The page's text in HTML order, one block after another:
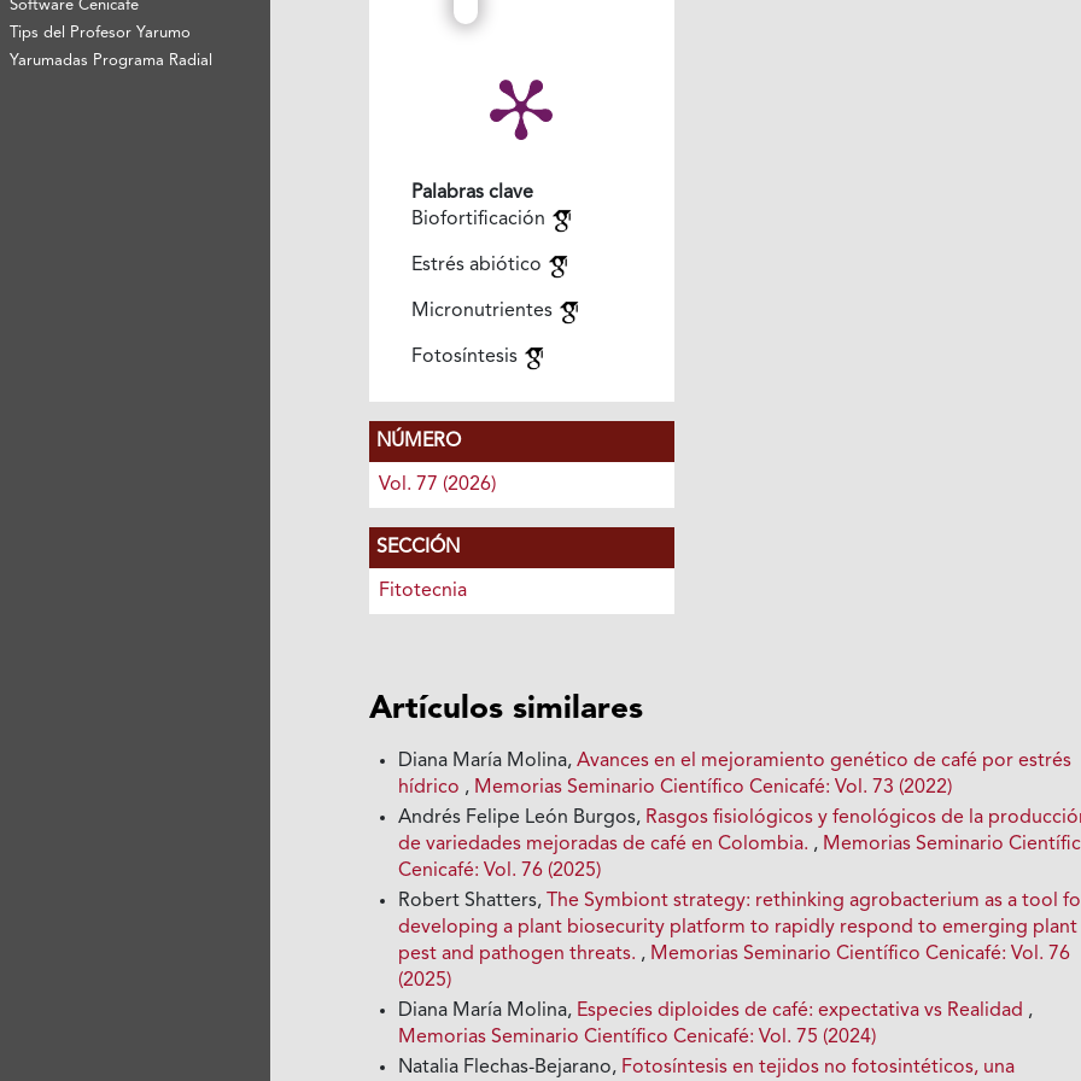
Software Cenicafé
Tips del Profesor Yarumo
Yarumadas Programa Radial
Palabras clave
Biofortificación
Estrés abiótico
Micronutrientes
Fotosíntesis
NÚMERO
Vol. 77 (2026)
SECCIÓN
Fitotecnia
Artículos similares
Diana María Molina,Avances en el mejoramiento genético de café por estrés
hídrico , Memorias Seminario Científico Cenicafé: Vol. 73 (2022)
Andrés Felipe León Burgos, Rasgos fisiológicos y fenológicos de la
de variedades mejoradas de café en Colombia. , Memorias Seminario
Cenicafé: Vol. 76 (2025)
Robert Shatters, The Symbiont strategy: rethinking agrobacterium as a tool
developing a plant biosecurity platform to rapidly respond to emerging plant
pest and pathogen threats. , Memorias Seminario Científico Cenicafé: Vol. 76
(2025)
Diana María Molina, Especies diploides de café: expectativa vs Realidad ,
Memorias Seminario Científico Cenicafé: Vol. 75 (2024)
Natalia Flechas-Bejarano, Fotosíntesis en tejidos no fotosintéticos, una